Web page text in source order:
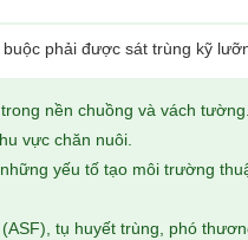
phải được sát trùng kỹ
nền chuồng và vách tường.
vực chăn nuôi.
yếu tố tạo môi trường
tụ huyết trùng, phó